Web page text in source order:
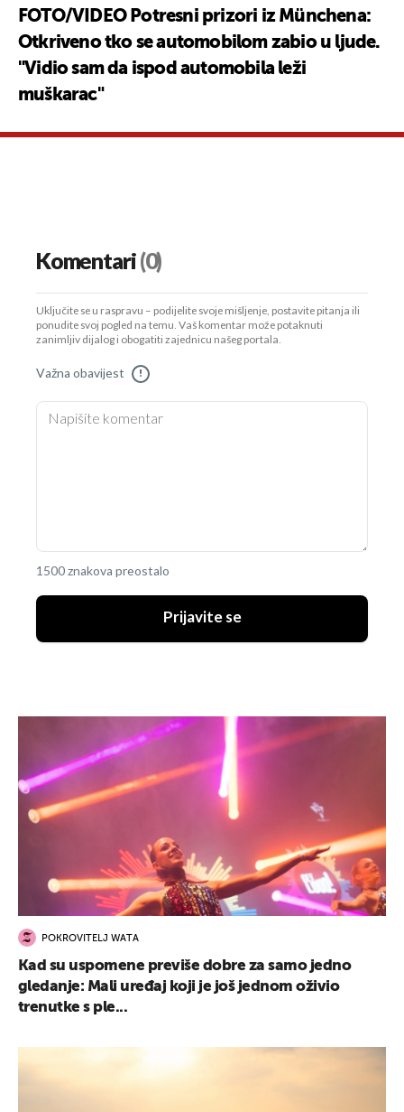
FOTO/VIDEO Potresni prizori iz Münchena:
Otkriveno tko se automobilom zabio u ljude.
"Vidio sam da ispod automobila leži
muškarac"
Komentari(0)
Uključite se u raspravu – podijelite svoje mišljenje, postavite pitanja ili
ponudite svoj pogled na temu. Vaš komentar može potaknuti
zanimljiv dijalog i obogatiti zajednicu našeg portala.
Važna obavijest !
1500 znakova preostalo
Prijavite se
POKROVITELJ WATA
Kad su uspomene previše dobre za samo jedno
gledanje: Mali uređaj koji je još jednom oživio
trenutke s ple...